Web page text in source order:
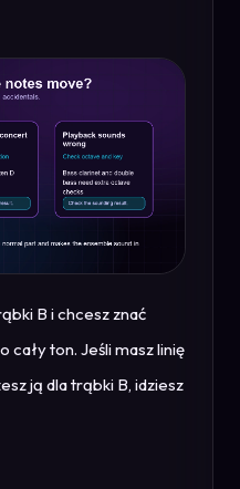
B i chcesz znać
cały ton. Jeśli masz linię
ją dla trąbki B, idziesz